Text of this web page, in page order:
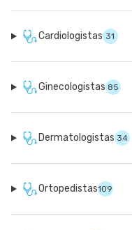
Cardiologistas 31
Ginecologistas 85
Dermatologistas 34
Ortopedistas109